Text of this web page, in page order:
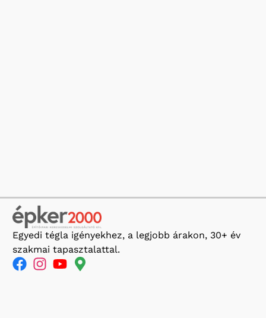
Egyedi tégla igényekhez, a legjobb árakon, 30+ év
szakmai tapasztalattal.